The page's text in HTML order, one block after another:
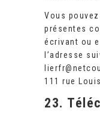
Vous
présentes
écrivant ou
l’adresse
111 rue
23.